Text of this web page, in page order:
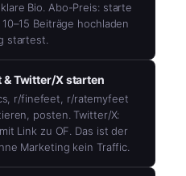
Bio. Abo-Preis: starte
Beiträge hochladen
startest.
Twitter/X starten
r/finefeet, r/ratemyfeet
posten. Twitter/X:
Link zu OF. Das ist der
Marketing kein Traffic.